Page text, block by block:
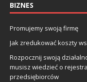
BIZNES
Promujemy swoją firmę
Jak zredukować koszty
Rozpocznij swoją
musisz wiedzieć o
przedsiębiorców